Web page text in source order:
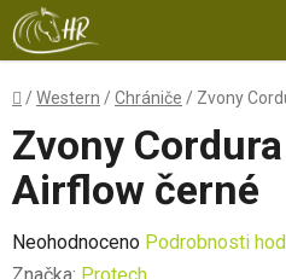
Přejít
na
obsah
Domů
/Western /Chrániče / Zvony
Zvony
Airflow černé
Průměrné
hodnocení
Neohodnoceno Podrobnosti